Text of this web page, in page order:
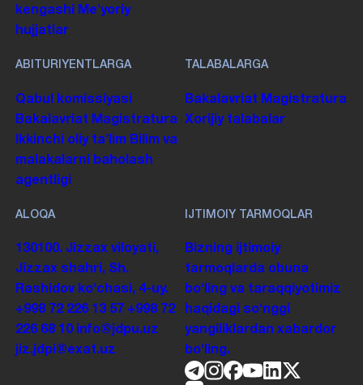
kengashi Me'yoriy
hujjatlar
ABITURIYENTLARGA
Qabul komissiyasi
Bakalavriat Magistratura
Ikkinchi oliy taʼlim Bilim va
malakalarni baholash
agentligi
TALABALARGA
Bakalavriat Magistratura
Xorijiy talabalar
ALOQA
130100. Jizzax viloyati,
Jizzax shahri, Sh.
Rashidov koʻchasi, 4-uy.
+998 72 226 13 57 +998 72
226 68 10
info@jdpu.uz
jiz.jdpi@exat.uz
IJTIMOIY TARMOQLAR
Bizning ijtimoiy
tarmoqlarda obuna
boʻling va taraqqiyotimiz
haqidagi soʻnggi
yangiliklardan xabardor
boʻling.